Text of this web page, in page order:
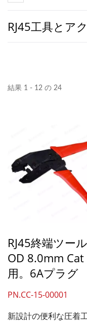
RJ45工具とア
結果 1 - 12 の 24
RJ45終端ツール
OD 8.0mm Cat
用。6Aプラグ
PN.CC-15-00001
新設計の便利な圧着